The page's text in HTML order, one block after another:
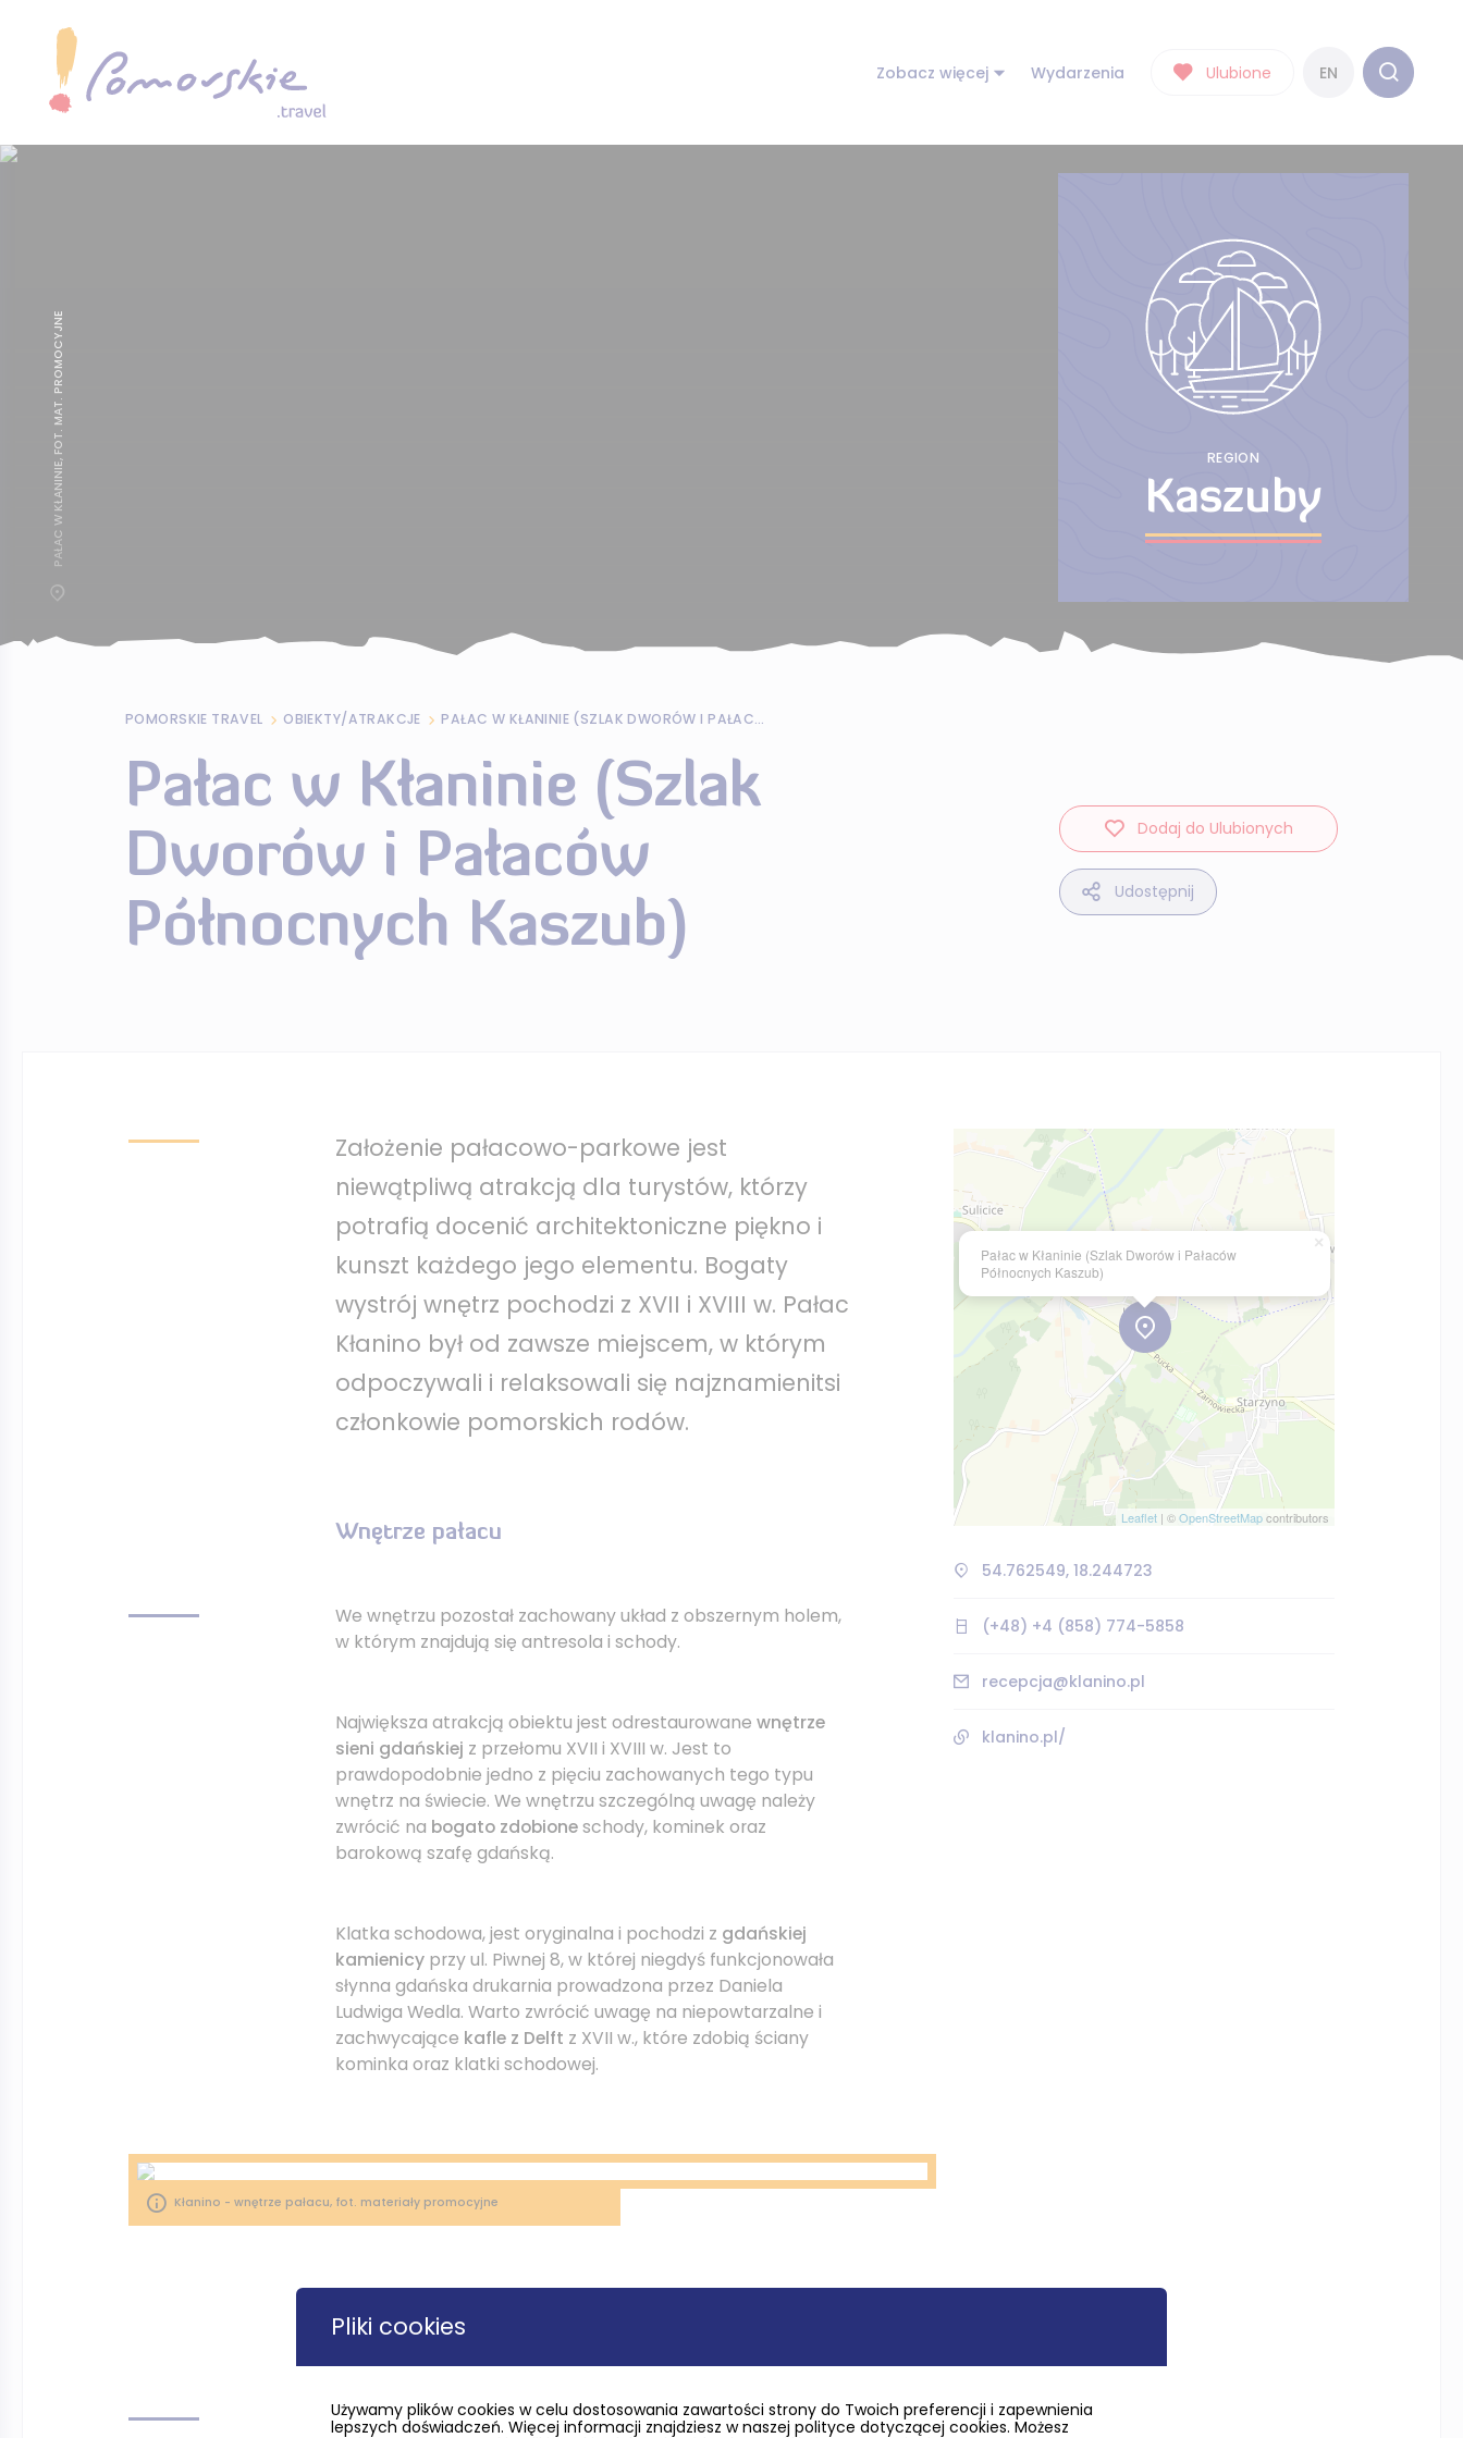
Zobacz więcej Wydarzenia Ulubione EN
REGION
Kaszuby
PAŁAC W KŁANINIE, FOT. MAT. PROMOCYJNE
POMORSKIE TRAVEL OBIEKTY/ATRAKCJE PAŁAC W KŁANINIE (SZLAK DWORÓW I PAŁACÓW PÓŁNOCNYCH KASZUB)
Pałac w Kłaninie (Szlak
Dworów i Pałaców
Północnych Kaszub)
Dodaj do Ulubionych
Udostępnij
Założenie pałacowo-parkowe jest
niewątpliwą atrakcją dla turystów, którzy
potrafią docenić architektoniczne piękno i
kunszt każdego jego elementu. Bogaty
wystrój wnętrz pochodzi z XVII i XVIII w. Pałac
Kłanino był od zawsze miejscem, w którym
odpoczywali i relaksowali się najznamienitsi
członkowie pomorskich rodów.
Wnętrze pałacu
We wnętrzu pozostał zachowany układ z obszernym holem,
w którym znajdują się antresola i schody.
Największa atrakcją obiektu jest odrestaurowane wnętrze
sieni gdańskiej z przełomu XVII i XVIII w. Jest to
prawdopodobnie jedno z pięciu zachowanych tego typu
wnętrz na świecie. We wnętrzu szczególną uwagę należy
zwrócić na bogato zdobioneschody, kominek oraz
barokową szafę gdańską.
Klatka schodowa, jest oryginalna i pochodzi z gdańskiej
kamienicy przy ul. Piwnej 8, w której niegdyś funkcjonowała
słynna gdańska drukarnia prowadzona przez Daniela
Ludwiga Wedla. Warto zwrócić uwagę na niepowtarzalne i
zachwycające kafle z Delft z XVII w., które zdobią ściany
kominka oraz klatki schodowej.
Kłanino - wnętrze pałacu, fot. materiały promocyjne
Park
Pałac otoczony jest 2 ha parkiem, w którym na turystów
Pałac w Kłaninie (Szlak Dworów i Pałaców
Północnych Kaszub)
×
Leaflet | ©OpenStreetMapcontributors
54.762549, 18.244723
(+48) +4 (858) 774-5858
recepcja@klanino.pl
klanino.pl/
Pliki cookies
Używamy plików cookies w celu dostosowania zawartości strony do Twoich preferencji i zapewnienia
lepszych doświadczeń. Więcej informacji znajdziesz w naszej polityce dotyczącej cookies. Możesz